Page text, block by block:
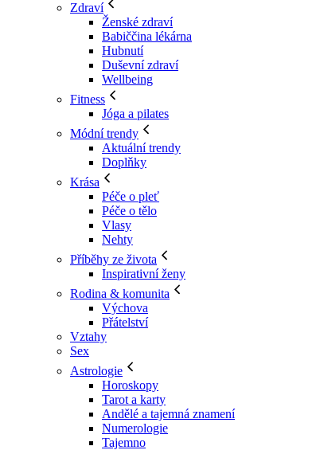
Zdraví
Ženské zdraví
Babiččina lékárna
Hubnutí
Duševní zdraví
Wellbeing
Fitness
Jóga a pilates
Módní trendy
Aktuální trendy
Doplňky
Krása
Péče o pleť
Péče o tělo
Vlasy
Nehty
Příběhy ze života
Inspirativní ženy
Rodina & komunita
Výchova
Přátelství
Vztahy
Sex
Astrologie
Horoskopy
Tarot a karty
Andělé a tajemná znamení
Numerologie
Tajemno